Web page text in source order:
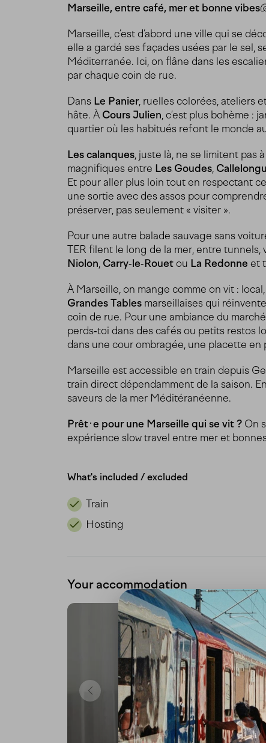
Marseille, entre café, mer et bonne
Marseille, c’est d’abord une ville qui se
elle a gardé ses façades usées par le sel,
Méditerranée. Ici, on flâne dans les
par chaque coin de rue.
Dans Le Panier, ruelles colorées, ateliers
hâte. À Cours Julien, c’est plus bohème :
quartier où les habitués refont le monde
Les calanques, juste là, ne se limitent pas
magnifiques entre Les Goudes,
Et pour aller plus loin tout en respectant
une sortie avec des assos pour
préserver, pas seulement « visiter ».
Pour une autre balade sauvage sans
TER filent le long de la mer, entre
Niolon, Carry‑le‑Rouet ou La Redonne et
À Marseille, on mange comme on vit :
Grandes Tables marseillaises qui
coin de rue. Pour une ambiance du
perds‑toi dans des cafés ou petits restos
dans une cour ombragée, une placette
Marseille est accessible en train depuis
train direct dépendamment de la saison.
saveurs de la mer Méditéranéenne.
Prêt·e pour une Marseille qui se vit ? On
expérience slow travel entre mer et
What's included / excluded
Train
Hosting
Your accommodation